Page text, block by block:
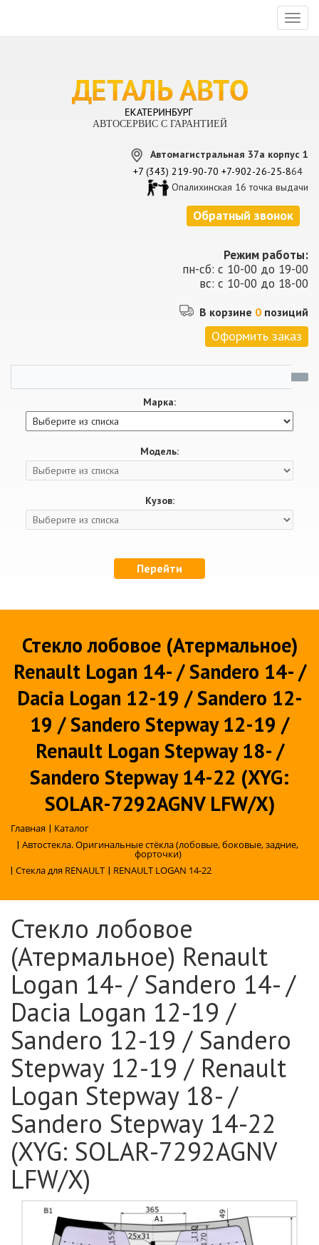
АВТОСЕРВИС С ГАРАНТИЕЙ
Автомагистральная 37а корпус 1
+7 (343) 219-90-70 +7-902-26-25-864
Опалихинская 16 точка выдачи
Обратный звонок
Режим работы:
пн-сб: с 10-00 до 19-00
вс: с 10-00 до 18-00
В корзине 0 позиций
Оформить заказ
Марка:
Модель:
Кузов:
Перейти
Стекло лобовое (Атермальное)
Renault Logan 14- / Sandero 14- /
Dacia Logan 12-19 / Sandero 12-
19 / Sandero Stepway 12-19 /
Renault Logan Stepway 18- /
Sandero Stepway 14-22 (XYG:
SOLAR-7292AGNV LFW/X)
Главная | Каталог
| Автостекла. Оригинальные стёкла (лобовые, боковые, задние,
форточки)
| Стекла для RENAULT | RENAULT LOGAN 14-22
Стекло лобовое
(Атермальное) Renault
Logan 14- / Sandero 14- /
Dacia Logan 12-19 /
Sandero 12-19 / Sandero
Stepway 12-19 / Renault
Logan Stepway 18- /
Sandero Stepway 14-22
(XYG: SOLAR-7292AGNV
LFW/X)